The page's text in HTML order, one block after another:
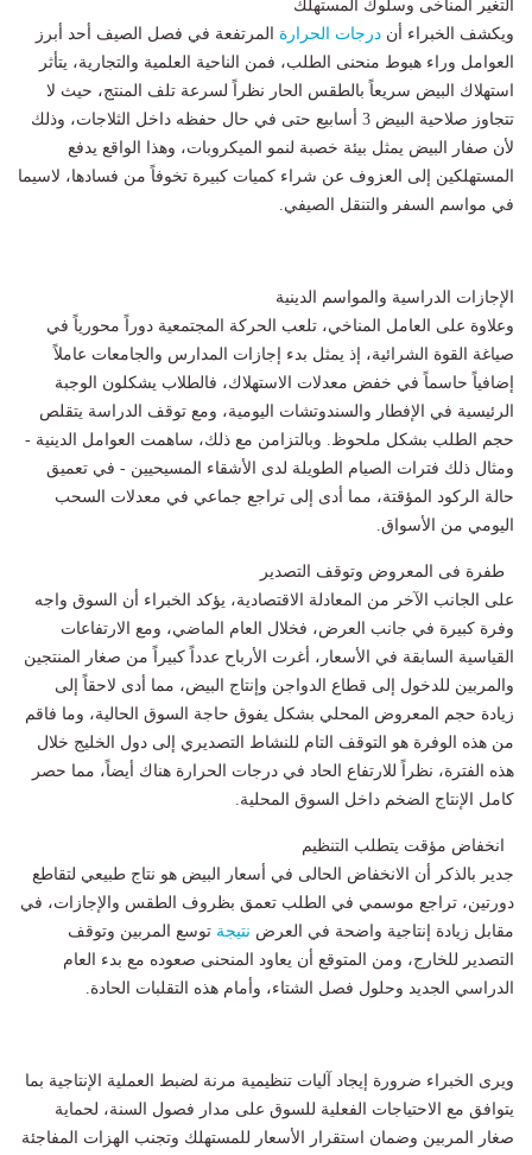
التغير المناخى وسلوك المستهلك
ويكشف الخبراء أن درجات الحرارة المرتفعة في فصل الصيف أحد أبرز
العوامل وراء هبوط منحنى الطلب، فمن الناحية العلمية والتجارية، يتأثر
استهلاك البيض سريعاً بالطقس الحار نظراً لسرعة تلف المنتج، حيث لا
تتجاوز صلاحية البيض 3 أسابيع حتى في حال حفظه داخل الثلاجات، وذلك
لأن صفار البيض يمثل بيئة خصبة لنمو الميكروبات، وهذا الواقع يدفع
المستهلكين إلى العزوف عن شراء كميات كبيرة تخوفاً من فسادها، لاسيما
في مواسم السفر والتنقل الصيفي.
الإجازات الدراسية والمواسم الدينية
وعلاوة على العامل المناخي، تلعب الحركة المجتمعية دوراً محورياً في
صياغة القوة الشرائية، إذ يمثل بدء إجازات المدارس والجامعات عاملاً
إضافياً حاسماً في خفض معدلات الاستهلاك، فالطلاب يشكلون الوجبة
الرئيسية في الإفطار والسندوتشات اليومية، ومع توقف الدراسة يتقلص
حجم الطلب بشكل ملحوظ. وبالتزامن مع ذلك، ساهمت العوامل الدينية -
ومثال ذلك فترات الصيام الطويلة لدى الأشقاء المسيحيين - في تعميق
حالة الركود المؤقتة، مما أدى إلى تراجع جماعي في معدلات السحب
اليومي من الأسواق.
طفرة فى المعروض وتوقف التصدير
على الجانب الآخر من المعادلة الاقتصادية، يؤكد الخبراء أن السوق واجه
وفرة كبيرة في جانب العرض، فخلال العام الماضي، ومع الارتفاعات
القياسية السابقة في الأسعار، أغرت الأرباح عدداً كبيراً من صغار المنتجين
والمربين للدخول إلى قطاع الدواجن وإنتاج البيض، مما أدى لاحقاً إلى
زيادة حجم المعروض المحلي بشكل يفوق حاجة السوق الحالية، وما فاقم
من هذه الوفرة هو التوقف التام للنشاط التصديري إلى دول الخليج خلال
هذه الفترة، نظراً للارتفاع الحاد في درجات الحرارة هناك أيضاً، مما حصر
كامل الإنتاج الضخم داخل السوق المحلية.
انخفاض مؤقت يتطلب التنظيم
جدير بالذكر أن الانخفاض الحالى في أسعار البيض هو نتاج طبيعي لتقاطع
دورتين، تراجع موسمي في الطلب تعمق بظروف الطقس والإجازات، في
مقابل زيادة إنتاجية واضحة في العرض نتيجة توسع المربين وتوقف
التصدير للخارج، ومن المتوقع أن يعاود المنحنى صعوده مع بدء العام
الدراسي الجديد وحلول فصل الشتاء، وأمام هذه التقلبات الحادة.
ويرى الخبراء ضرورة إيجاد آليات تنظيمية مرنة لضبط العملية الإنتاجية بما
يتوافق مع الاحتياجات الفعلية للسوق على مدار فصول السنة، لحماية
صغار المربين وضمان استقرار الأسعار للمستهلك وتجنب الهزات المفاجئة